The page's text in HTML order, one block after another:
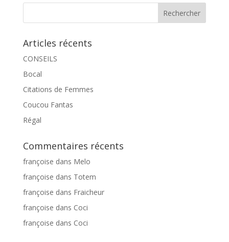
Articles récents
CONSEILS
Bocal
Citations de Femmes
Coucou Fantas
Régal
Commentaires récents
françoise dans Melo
françoise dans Totem
françoise dans Fraicheur
françoise dans Coci
françoise dans Coci